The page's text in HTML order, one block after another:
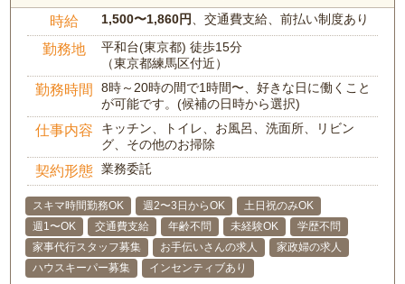
時給 1,500〜1,860円 、交通費支給、前払い制度あり
勤務地
平和台(東京都) 徒歩15分
（東京都練馬区付近）
勤務時間
8時～20時の間で1時間〜、好きな日に働くこと
が可能です。(候補の日時から選択)
仕事内容
キッチン、トイレ、お風呂、洗面所、リビン
グ、その他のお掃除
契約形態 業務委託
スキマ時間勤務OK 週2〜3日からOK
土日祝のみOK
週1〜OK
交通費支給 年齢不問 未経験OK
学歴不問
家事代行スタッフ募集
お手伝いさんの求人
家政婦の求人
ハウスキーパー募集
インセンティブあり